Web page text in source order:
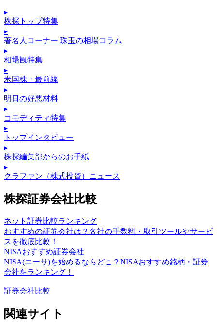
▸
株探トップ特集
▸
著名人コーナー 珠玉の相場コラム
▸
相場観特集
▸
米国株・最前線
▸
明日の好悪材料
▸
コモディティ特集
▸
トップインタビュー
▸
株探編集部からのお手紙
▸
クラファン（株式投資）ニュース
株探証券会社比較
ネット証券比較ランキング
おすすめの証券会社は？各社の手数料・取引ツールやサービ
スを徹底比較！
NISAおすすめ証券会社
NISA(ニーサ)を始めるならどこ？NISAおすすめ銘柄・証券
会社をランキング！
証券会社比較
関連サイト